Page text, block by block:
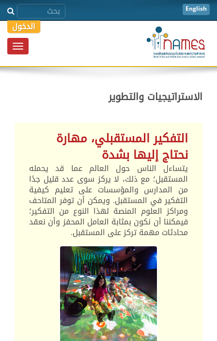
English
Toggle
الدخول
الاستراتيجيات والتطوير
التفكير المستقبلي، مهارة
نحتاج إليها بشدة
يتساءل الناس حول العالم عما قد يحمله
المستقبل؛ مع ذلك، لا يركز سوى عدد قليل جدًا
من المدارس والمؤسسات على تعليم كيفية
التفكير في المستقبل. ويمكن أن توفر المتاحف
ومراكز العلوم المنصة لهذا النوع من التفكير؛
فيمكننا أن نكون بمثابة العامل المحفز وأن نعقد
محادثات مهمة تركز على المستقبل.